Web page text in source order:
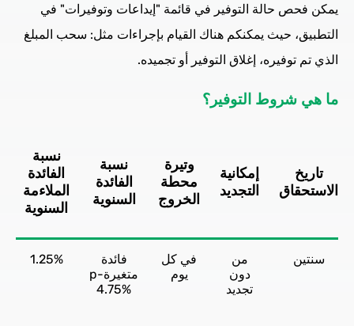
يمكن فحص حالة التوفير في قائمة "إيداعات وتوفيرات" في
التطبيق، حيث يمكنكم هناك القيام بإجراءات مثل: سحب المبلغ
الذي تم توفيره، إغلاق التوفير أو تجميده.
ما هي شروط التوفير؟
تاريخ
الاستحقاق
إمكانية
التجديد
وتيرة
محطة
الخروج
نسبة
الفائدة
السنوية
نسبة
الفائدة
الملاءمة
السنوية
سنتين
من
دون
تجديد
في كل
يوم
فائدة
متغيرةp-
4.75%
1.25%